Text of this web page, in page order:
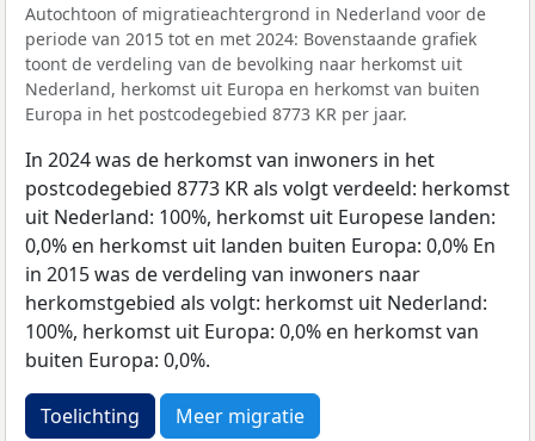
Autochtoon of migratieachtergrond in Nederland voor de
periode van 2015 tot en met 2024: Bovenstaande grafiek
toont de verdeling van de bevolking naar herkomst uit
Nederland, herkomst uit Europa en herkomst van buiten
Europa in het postcodegebied 8773 KR per jaar.
In 2024 was de herkomst van inwoners in het
postcodegebied 8773 KR als volgt verdeeld: herkomst
uit Nederland: 100%, herkomst uit Europese landen:
0,0% en herkomst uit landen buiten Europa: 0,0% En
in 2015 was de verdeling van inwoners naar
herkomstgebied als volgt: herkomst uit Nederland:
100%, herkomst uit Europa: 0,0% en herkomst van
buiten Europa: 0,0%.
Toelichting Meer migratie